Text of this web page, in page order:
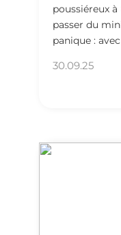
poussiéreux
passer du
panique :
30.09.25